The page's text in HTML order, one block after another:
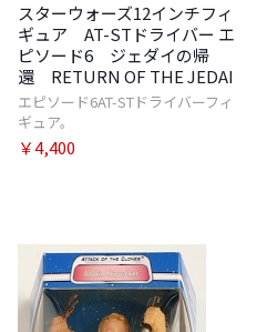
スターウォーズ12インチフィ
ギュア AT-STドライバー エ
ピソード6 ジェダイの帰
還 RETURN OF THE JEDAI
エピソード6AT-STドライバーフィ
ギュア。
￥4,400